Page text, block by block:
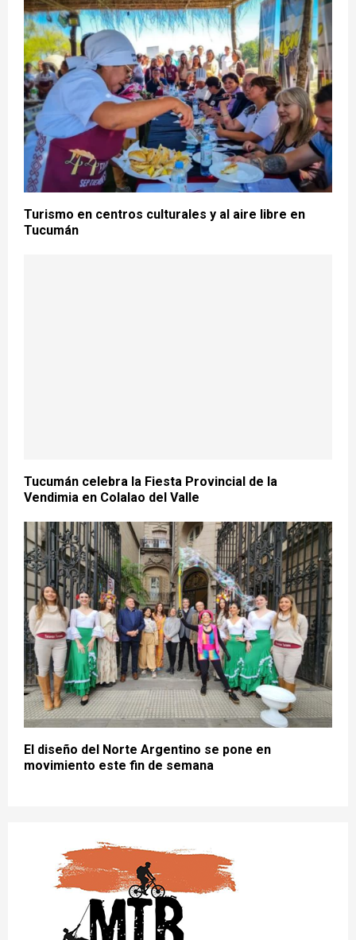
Turismo en centros culturales y al aire libre en
Tucumán
Tucumán celebra la Fiesta Provincial de la
Vendimia en Colalao del Valle
El diseño del Norte Argentino se pone en
movimiento este fin de semana